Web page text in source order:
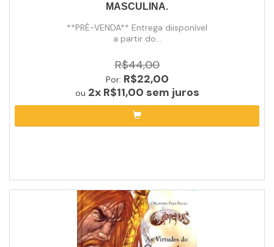
MASCULINA.
**PRÉ-VENDA** Entrega diisponível
a partir do...
R$44,00
Por: R$22,00
ou 2x R$11,00 sem juros